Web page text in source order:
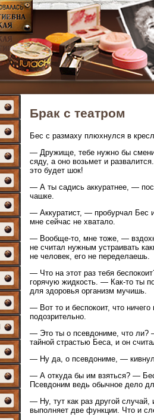
Брак с театром
Бес с размаху плюхнулся в
— Дружище, тебе нужно бы
сяду, а оно возьмет и
это будет шок!
— А ты садись аккуратнее, —
чашке.
— Аккуратист, — пробурчал Бес
мне сейчас не хватало.
— Вообще-то, мне тоже, —
не считал нужным устраивать
не человек, его не переделаешь.
— Что на этот раз тебя
горячую жидкость. — Как-то ты
для здоровья организм мучишь.
— Вот то и беспокоит, что
подозрительно.
— Это ты о псевдониме, что ли?
тайной страстью Беса, и он
— Ну да, о псевдониме, — кивнул
— А откуда бы им взяться? —
Псевдоним ведь обычное дело
— Ну, тут как раз другой
выполняет две функции. Что и